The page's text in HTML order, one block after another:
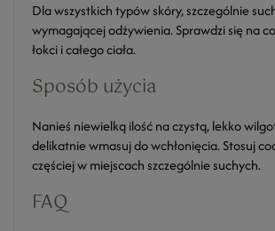
Dla wszystkich typów skóry, szczególnie
wymagającej odżywienia. Sprawdzi się na
łokci i całego ciała.
Sposób użycia
Nanieś niewielką ilość na czystą, lekko
delikatnie wmasuj do wchłonięcia. Stosuj
częściej w miejscach szczególnie suchych.
FAQ